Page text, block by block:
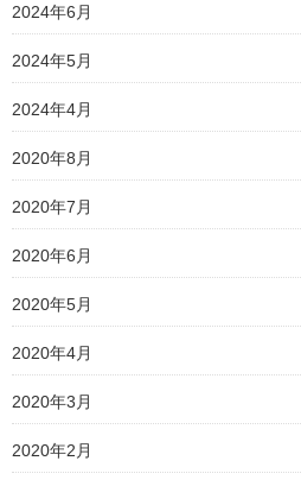
2024年6月
2024年5月
2024年4月
2020年8月
2020年7月
2020年6月
2020年5月
2020年4月
2020年3月
2020年2月